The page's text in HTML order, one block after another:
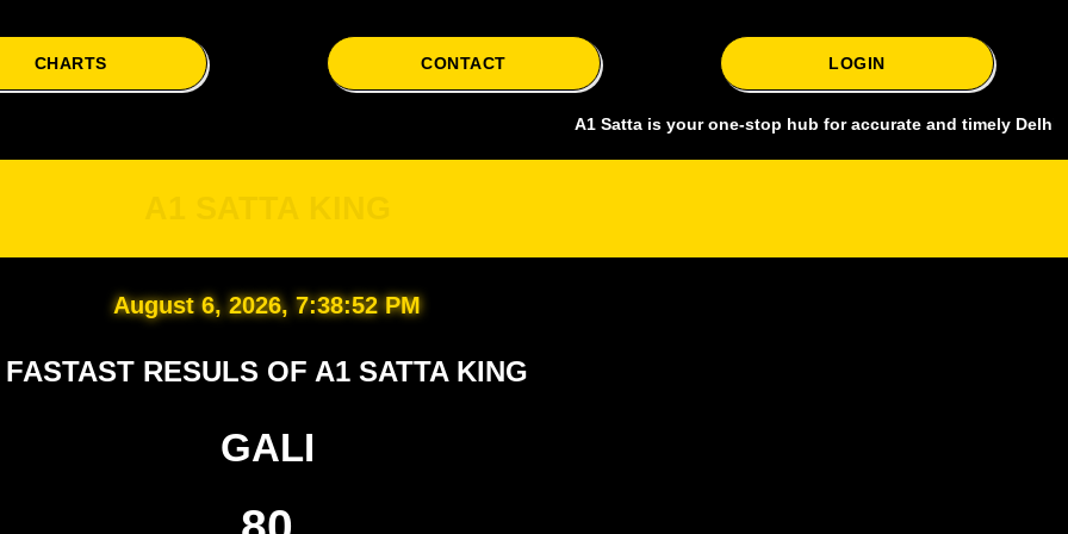
CHARTS CONTACT LOGIN
A1 Satta is your one-stop hub for accurate and timely Delhi bazar
August 6, 2026, 7:38:53 PM
FASTAST RESULS OF A1 SATTA KING
GALI